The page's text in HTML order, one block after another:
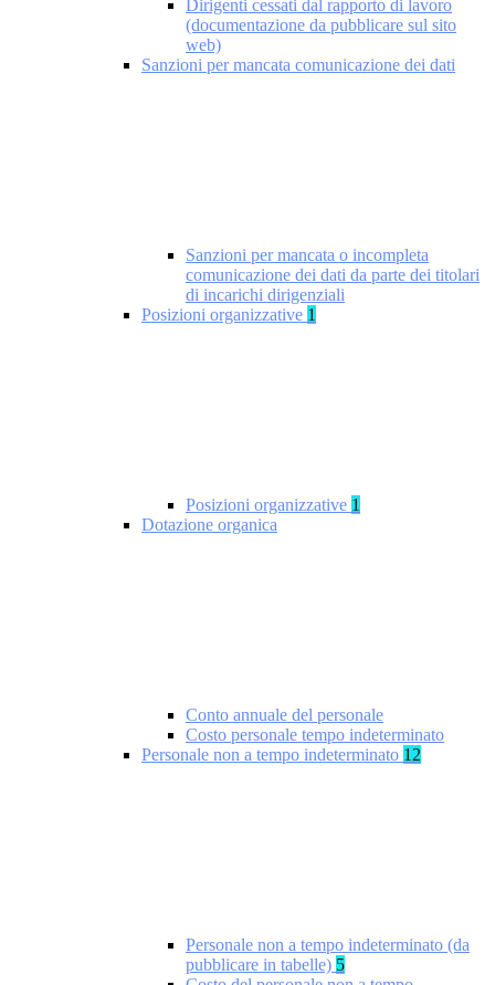
Dirigenti cessati dal rapporto di lavoro
(documentazione da pubblicare sul sito
web)
Sanzioni per mancata comunicazione dei dati
Sanzioni per mancata o incompleta
comunicazione dei dati da parte dei titolari
di incarichi dirigenziali
Posizioni organizzative 1
Posizioni organizzative 1
Dotazione organica
Conto annuale del personale
Costo personale tempo indeterminato
Personale non a tempo indeterminato 12
Personale non a tempo indeterminato (da
pubblicare in tabelle) 5